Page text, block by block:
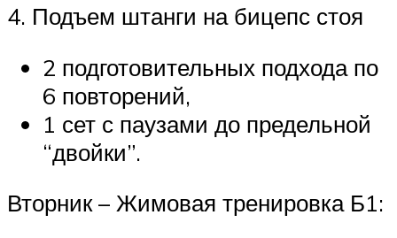
4. Подъем штанги на бицепс стоя
2 подготовительных подхода по
6 повторений,
1 сет с паузами до предельной
“двойки”.
Вторник – Жимовая тренировка Б1: